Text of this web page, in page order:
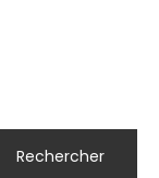
Rechercher